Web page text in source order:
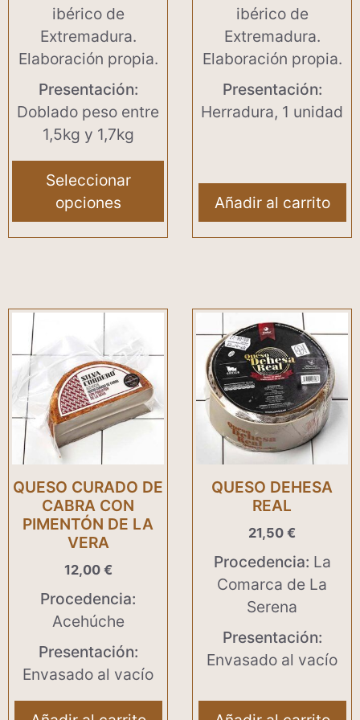
ibérico de
Extremadura.
Elaboración propia.
Presentación:
Doblado peso entre
1,5kg y 1,7kg
Seleccionar
opciones
página
producto
ibérico de
Extremadura.
Elaboración propia.
Presentación:
Herradura, 1 unidad
Añadir al carrito
QUESO CURADO DE
CABRA CON
PIMENTÓN DE LA
VERA
12,00 €
Procedencia:
Acehúche
Presentación:
Envasado al vacío
QUESO DEHESA
REAL
21,50 €
Procedencia: La
Comarca de La
Serena
Presentación:
Envasado al vacío